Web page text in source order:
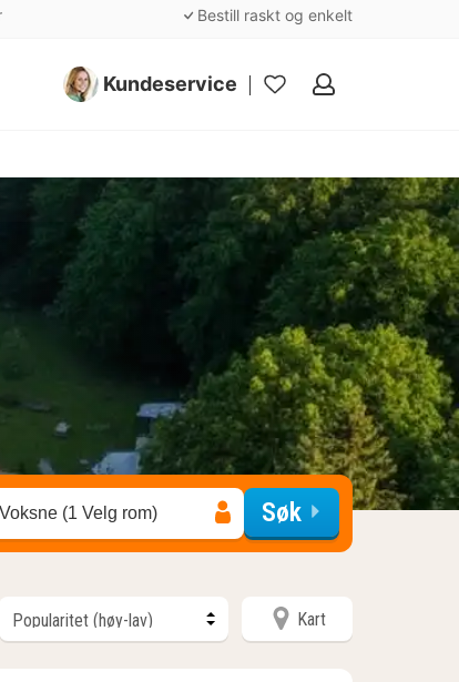
Bestill raskt og enkelt
Kundeservice
Mine
(1 Velg rom) Søk
Kart